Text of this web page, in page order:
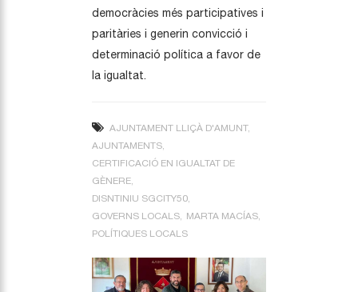
democràcies més participatives i
paritàries i generin convicció i
determinació política a favor de
la igualtat.
AJUNTAMENT LLIÇÀ D'AMUNT
AJUNTAMENTS
CERTIFICACIÓ EN IGUALTAT DE
GÈNERE
DISNTINIU SGCITY50
GOVERNS LOCALS
MARTA MACÍAS
POLÍTIQUES LOCALS